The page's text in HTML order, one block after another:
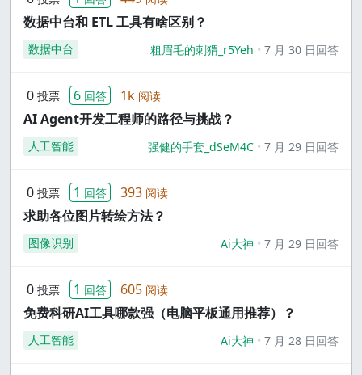
数据中台和 ETL 工具有啥区别？
数据中台 粗眉毛的刺猬_r5Yeh 7 月 30 日回答
0 投票 6 回答 1k 阅读
AI Agent开发工程师的路径与挑战？
人工智能 强健的手套_dSeM4C 7 月 29 日回答
0 投票 1 回答 393 阅读
求助各位图片转绘方法？
图像识别 Ai大神 7 月 29 日回答
0 投票 1 回答 605 阅读
免费科研AI工具哪款强（电脑平板通用推荐）？
人工智能 Ai大神 7 月 28 日回答